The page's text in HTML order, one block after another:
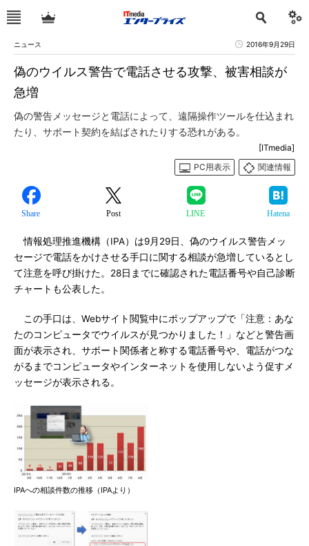
ニュース 2016年9月29日
偽のウイルス警告で電話させる攻撃、被害相談が
急増
偽の警告メッセージと電話によって、遠隔操作ツールを仕込まれ
たり、サポート契約を結ばされたりする恐れがある。
[ITmedia]
PC用表示
関連情報
Share Post LINE Hatena
情報処理推進機構（IPA）は9月29日、偽のウイルス警告メッ
セージで電話をかけさせる手口に関する相談が急増しているとし
て注意を呼び掛けた。28日までに確認された電話番号や自己診断
チャートも公表した。
この手口は、Webサイト閲覧中にポップアップで「注意：あな
たのコンピュータでウイルスが見つかりました！」などと警告画
面が表示され、サポート関係者と称する電話番号や、電話がつな
がるまでコンピュータやインターネットを使用しないよう促すメ
ッセージが表示される。
IPAへの相談件数の推移（IPAより）